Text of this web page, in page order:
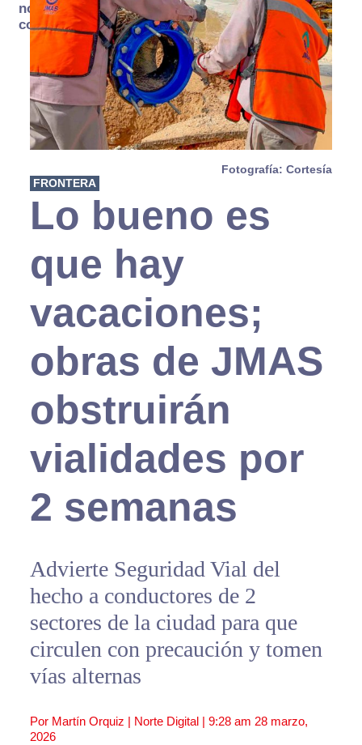
no se
consume
Fotografía: Cortesía
FRONTERA
Lo bueno es
que hay
vacaciones;
obras de JMAS
obstruirán
vialidades por
2 semanas
Advierte Seguridad Vial del
hecho a conductores de 2
sectores de la ciudad para que
circulen con precaución y tomen
vías alternas
Por Martín Orquiz | Norte Digital | 9:28 am 28 marzo,
2026